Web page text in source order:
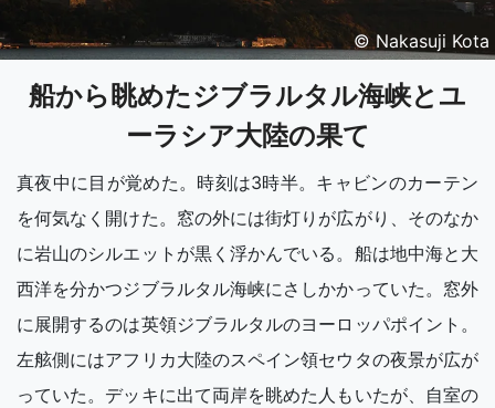
© Nakasuji Kota
船から眺めたジブラルタル海峡とユ
ーラシア大陸の果て
真夜中に目が覚めた。時刻は3時半。キャビンのカーテン
を何気なく開けた。窓の外には街灯りが広がり、そのなか
に岩山のシルエットが黒く浮かんでいる。船は地中海と大
西洋を分かつジブラルタル海峡にさしかかっていた。窓外
に展開するのは英領ジブラルタルのヨーロッパポイント。
左舷側にはアフリカ大陸のスペイン領セウタの夜景が広が
っていた。デッキに出て両岸を眺めた人もいたが、自室の